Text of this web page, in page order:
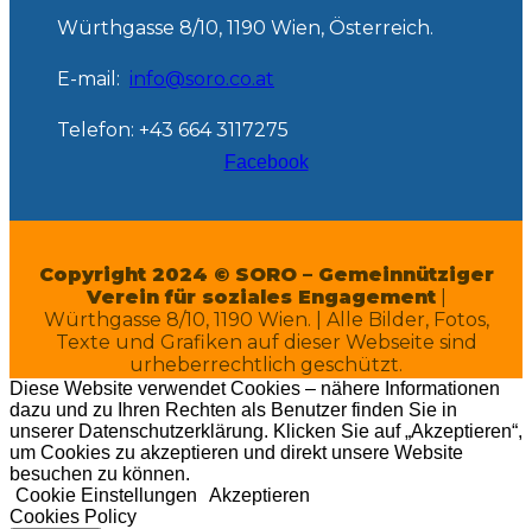
Würthgasse 8/10, 1190 Wien, Österreich.
E-mail: info@soro.co.at
Telefon: +43 664 3117275
Facebook
Copyright 2024 © SORO – Gemeinnütziger
Verein für soziales Engagement|
Würthgasse 8/10, 1190 Wien. | Alle Bilder, Fotos,
Texte und Grafiken auf dieser Webseite sind
urheberrechtlich geschützt.
Diese Website verwendet Cookies – nähere Informationen
dazu und zu Ihren Rechten als Benutzer finden Sie in
unserer Datenschutzerklärung. Klicken Sie auf „Akzeptieren“,
um Cookies zu akzeptieren und direkt unsere Website
besuchen zu können.
Cookie Einstellungen
Akzeptieren
Cookies Policy